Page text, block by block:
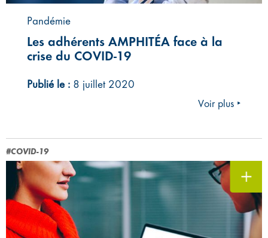
Pandémie
Les adhérents AMPHITÉA face à la
crise du COVID-19
Publié le : 8 juillet 2020
Voir plus ‣
#COVID-19